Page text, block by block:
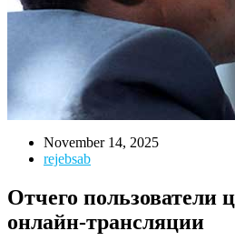
November 14, 2025
rejebsab
Отчего пользователи
онлайн-трансляции